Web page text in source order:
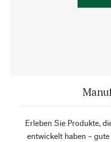
Erleben Sie Produkte,
entwickelt haben –